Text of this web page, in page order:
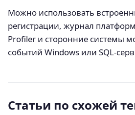
Можно использовать
регистрации, журнал
Profiler и сторонние системы
событий Windows или SQL-
Статьи по схожей